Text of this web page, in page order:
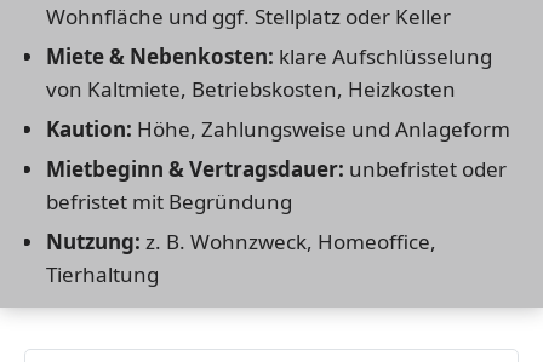
Wohnfläche und ggf. Stellplatz oder Keller
Miete & Nebenkosten: klare Aufschlüsselung
von Kaltmiete, Betriebskosten, Heizkosten
Kaution: Höhe, Zahlungsweise und Anlageform
Mietbeginn & Vertragsdauer: unbefristet oder
befristet mit Begründung
Nutzung: z. B. Wohnzweck, Homeoffice,
Tierhaltung